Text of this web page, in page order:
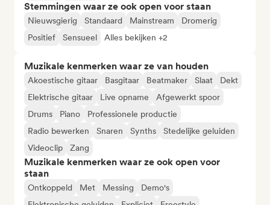
Stemmingen waar ze ook open voor staan
Nieuwsgierig Standaard Mainstream
Dromerig
Positief
Sensueel Alles bekijken +2
Muzikale kenmerken waar ze van houden
Akoestische gitaar Basgitaar Beatmaker Slaat
Dekt
Elektrische gitaar
Live opname
Afgewerkt spoor
Drums
Piano
Professionele productie
Radio bewerken
Snaren Synths
Stedelijke geluiden
Videoclip
Zang
Muzikale kenmerken waar ze ook open voor
staan
Ontkoppeld Met Messing
Demo's